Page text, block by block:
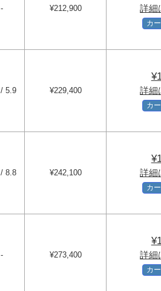
- ¥212,900 詳細
カ
5.9 ¥229,400 詳細
カ
8.8 ¥242,100 詳細
カ
- ¥273,400 詳細
カ